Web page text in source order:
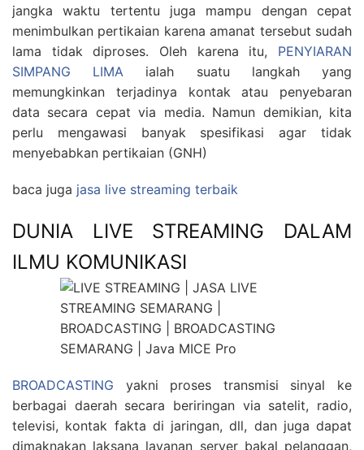
jangka waktu tertentu juga mampu dengan cepat
menimbulkan pertikaian karena amanat tersebut sudah
lama tidak diproses. Oleh karena itu, PENYIARAN
SIMPANG LIMA ialah suatu langkah yang
memungkinkan terjadinya kontak atau penyebaran
data secara cepat via media. Namun demikian, kita
perlu mengawasi banyak spesifikasi agar tidak
menyebabkan pertikaian (GNH)
baca juga jasa live streaming terbaik
DUNIA LIVE STREAMING DALAM
ILMU KOMUNIKASI
BROADCASTING yakni proses transmisi sinyal ke
berbagai daerah secara beriringan via satelit, radio,
televisi, kontak fakta di jaringan, dll, dan juga dapat
dimaknakan laksana layanan server bakal pelanggan,